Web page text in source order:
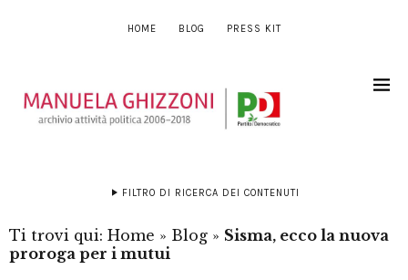
HOME BLOG PRESS KIT
FILTRO DI RICERCA DEI CONTENUTI
Ti trovi qui: Home » Blog » Sisma, ecco la nuova
proroga per i mutui